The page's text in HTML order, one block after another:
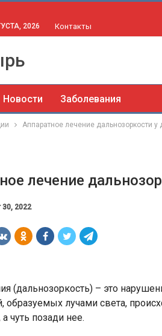
2026 Контакты
Новости Заболевания
Аппаратное лечение дальнозоркости у
лечение
30, 2022
(дальнозоркость) – это
образуемых лучами света,
чуть позади нее.